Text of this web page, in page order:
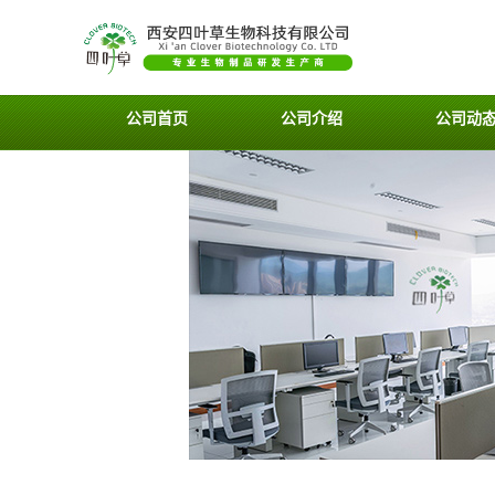
公司首页 公司介绍 公司动